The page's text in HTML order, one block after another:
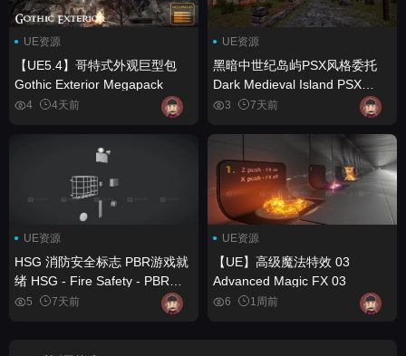
UE资源
【UE5.4】哥特式外观巨型包
Gothic Exterior Megapack
4 4天前
UE资源
黑暗中世纪岛屿PSX风格委托
Dark Medieval Island PSX
Commission
3 7天前
UE资源
HSG 消防安全标志 PBR游戏就
绪 HSG - Fire Safety - PBR
Game Ready
5 7天前
UE资源
【UE】高级魔法特效 03
Advanced Magic FX 03
6 1周前